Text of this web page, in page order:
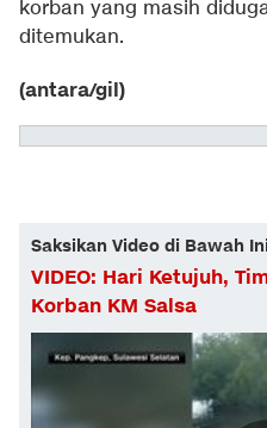
korban yang masih
ditemukan.
(antara/gil)
Saksikan Video di Bawah
VIDEO: Hari Ketujuh,
Korban KM Salsa